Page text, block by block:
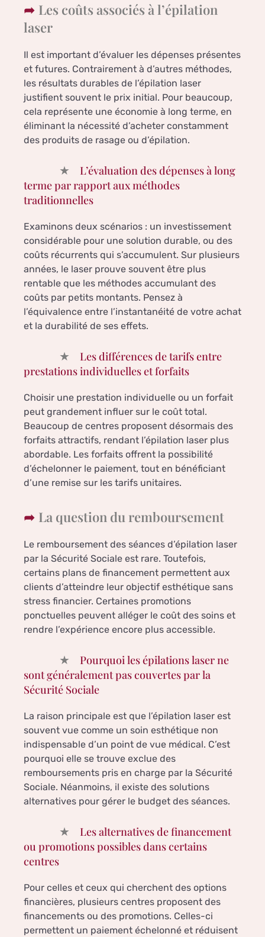
Les coûts associés à l’épilation
laser
Il est important d’évaluer les dépenses présentes
et futures. Contrairement à d’autres méthodes,
les résultats durables de l’épilation laser
justifient souvent le prix initial. Pour beaucoup,
cela représente une économie à long terme, en
éliminant la nécessité d’acheter constamment
des produits de rasage ou d’épilation.
L’évaluation des dépenses à long
terme par rapport aux méthodes
traditionnelles
Examinons deux scénarios : un investissement
considérable pour une solution durable, ou des
coûts récurrents qui s’accumulent. Sur plusieurs
années, le laser prouve souvent être plus
rentable que les méthodes accumulant des
coûts par petits montants. Pensez à
l’équivalence entre l’instantanéité de votre achat
et la durabilité de ses effets.
Les différences de tarifs entre
prestations individuelles et forfaits
Choisir une prestation individuelle ou un forfait
peut grandement influer sur le coût total.
Beaucoup de centres proposent désormais des
forfaits attractifs, rendant l’épilation laser plus
abordable. Les forfaits offrent la possibilité
d’échelonner le paiement, tout en bénéficiant
d’une remise sur les tarifs unitaires.
La question du remboursement
Le remboursement des séances d’épilation laser
par la Sécurité Sociale est rare. Toutefois,
certains plans de financement permettent aux
clients d’atteindre leur objectif esthétique sans
stress financier. Certaines promotions
ponctuelles peuvent alléger le coût des soins et
rendre l’expérience encore plus accessible.
Pourquoi les épilations laser ne
sont généralement pas couvertes par la
Sécurité Sociale
La raison principale est que l’épilation laser est
souvent vue comme un soin esthétique non
indispensable d’un point de vue médical. C’est
pourquoi elle se trouve exclue des
remboursements pris en charge par la Sécurité
Sociale. Néanmoins, il existe des solutions
alternatives pour gérer le budget des séances.
Les alternatives de financement
ou promotions possibles dans certains
centres
Pour celles et ceux qui cherchent des options
financières, plusieurs centres proposent des
financements ou des promotions. Celles-ci
permettent un paiement échelonné et réduisent